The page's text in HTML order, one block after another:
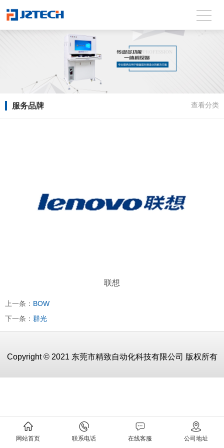
服务品牌 查看分类
联想
上一条： BOW
下一条： 群光
网站首页 联系电话 在线客服 公司地址
Copyright © 2021 东莞市精致自动化科技有限公司 版权所有